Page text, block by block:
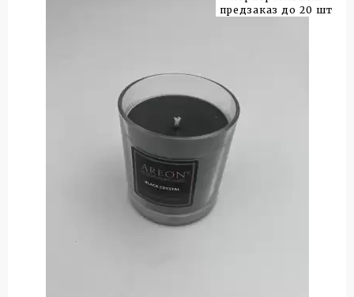
предзаказ до 20 шт